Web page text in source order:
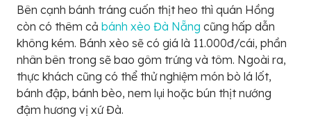
Bên cạnh bánh tráng cuốn thịt heo thì quán Hồng
còn có thêm cả bánh xèo Đà Nẵng cũng hấp dẫn
không kém. Bánh xèo sẽ có giá là 11.000đ/cái, phần
nhân bên trong sẽ bao gôm trứng và tôm. Ngoài ra,
thực khách cũng có thể thử nghiệm món bò lá lốt,
bánh đập, bánh bèo, nem lụi hoặc bún thịt nướng
đậm hương vị xứ Đà.